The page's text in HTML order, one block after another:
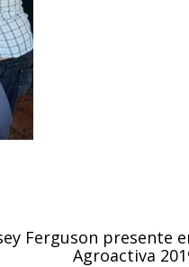
Ferguson presente
Agroactiva